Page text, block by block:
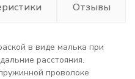
Отзывы
в виде малька при
расстояния.
проволоке